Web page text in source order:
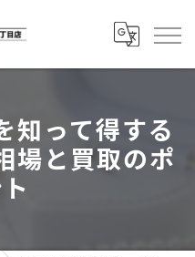
知って得する
場と買取のポ